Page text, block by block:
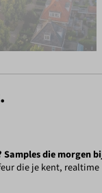
die morgen
die je kent,